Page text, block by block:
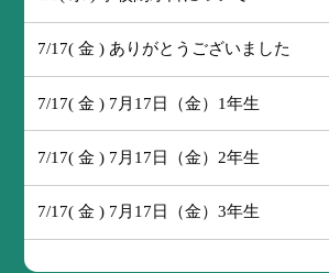
7/17( 金 ) ありがとうございました
7/17( 金 ) 7月17日（金）1年生
7/17( 金 ) 7月17日（金）2年生
7/17( 金 ) 7月17日（金）3年生